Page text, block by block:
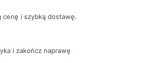
cenę i szybką dostawę.
i zakończ naprawę